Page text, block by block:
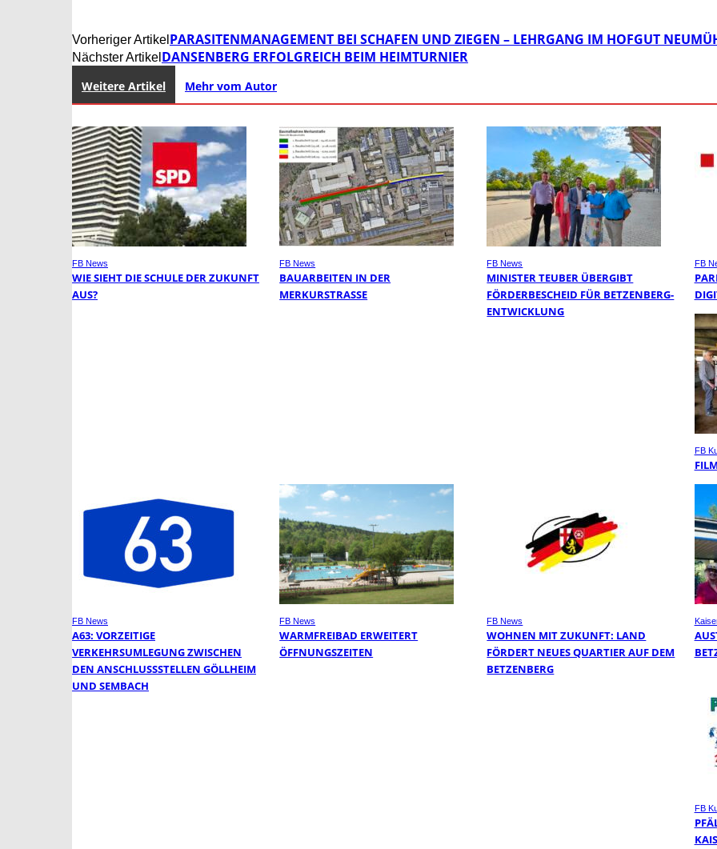
Vorheriger Artikel PARASITENMANAGEMENT BEI SCHAFEN UND ZIEGEN – LEHRGANG IM HOFGUT
Nächster Artikel DANSENBERG ERFOLGREICH BEIM HEIMTURNIER
Weitere Artikel Mehr vom Autor
FB News
WIE SIEHT DIE SCHULE DER ZUKUNFT
AUS?
FB News
BAUARBEITEN IN DER
MERKURSTRASSE
FB News
MINISTER TEUBER ÜBERGIBT
FÖRDERBESCHEID FÜR BETZENBERG-
ENTWICKLUNG
FB
FB
FB News
A63: VORZEITIGE
VERKEHRSUMLEGUNG ZWISCHEN
DEN ANSCHLUSSSTELLEN GÖLLHEIM
UND SEMBACH
FB News
WARMFREIBAD ERWEITERT
ÖFFNUNGSZEITEN
FB News
WOHNEN MIT ZUKUNFT: LAND
FÖRDERT NEUES QUARTIER AUF DEM
BETZENBERG
FB